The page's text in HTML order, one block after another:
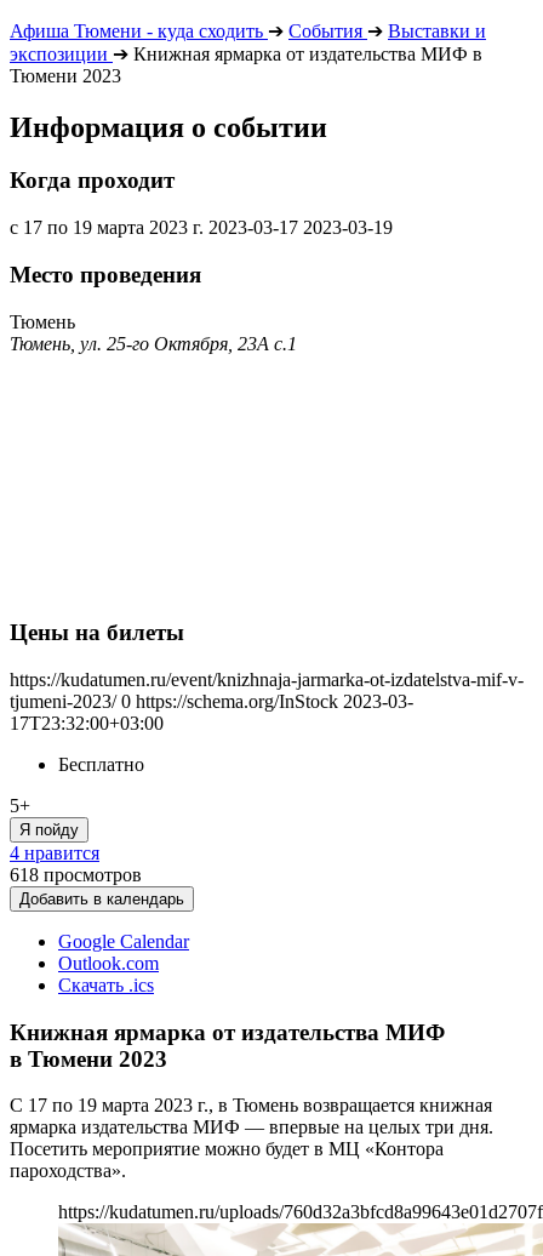
Афиша Тюмени - куда сходить ➔ События ➔ Выставки и
экспозиции ➔ Книжная ярмарка от издательства МИФ в
Тюмени 2023
Информация о событии
Когда проходит
с 17 по 19 марта 2023 г. 2023-03-17 2023-03-19
Место проведения
Тюмень
Тюмень, ул. 25-го Октября, 23А с.1
Цены на билеты
https://kudatumen.ru/event/knizhnaja-jarmarka-ot-izdatelstva-mif-v-
tjumeni-2023/ 0 https://schema.org/InStock 2023-03-
17T23:32:00+03:00
Бесплатно
5+
Я пойду
4 нравится
618 просмотров
Добавить в календарь
Google Calendar
Outlook.com
Скачать .ics
Книжная ярмарка от издательства МИФ
в Тюмени 2023
С 17 по 19 марта 2023 г., в Тюмень возвращается книжная
ярмарка издательства МИФ — впервые на целых три дня.
Посетить мероприятие можно будет в МЦ «Контора
пароходства».
https://kudatumen.ru/uploads/